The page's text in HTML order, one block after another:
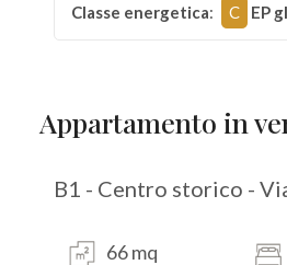
Classe energetica: C EP
Appartamento in
B1 - Centro storico -
66 mq
multiscelta
Residenziali